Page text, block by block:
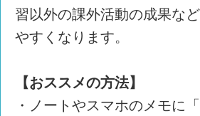
習以外の課外活動の成果な
やすくなります。
【おススメの方法】
・ノートやスマホのメモに